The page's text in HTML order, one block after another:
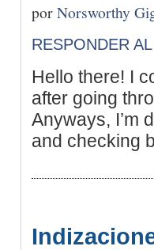
porNorsworthy
RESPONDER
Hello there! I
after going
Anyways, I’m
and checking